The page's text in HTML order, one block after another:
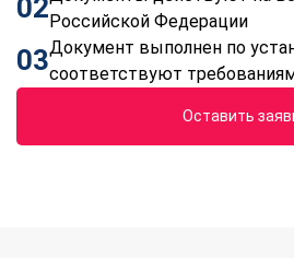
02Российской Федерации
03Документ выполнен по
соответствуют
Оставить